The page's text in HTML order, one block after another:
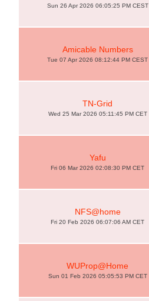
Sun 26 Apr 2026 06:05:25 PM CEST
Amicable Numbers
Tue 07 Apr 2026 08:12:44 PM CEST
TN-Grid
Wed 25 Mar 2026 05:11:45 PM CET
Yafu
Fri 06 Mar 2026 02:08:30 PM CET
NFS@home
Fri 20 Feb 2026 06:07:06 AM CET
WUProp@Home
Sun 01 Feb 2026 05:05:53 PM CET